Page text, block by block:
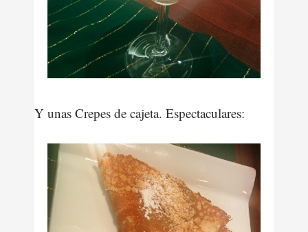
Y unas Crepes de cajeta. Espectaculares: